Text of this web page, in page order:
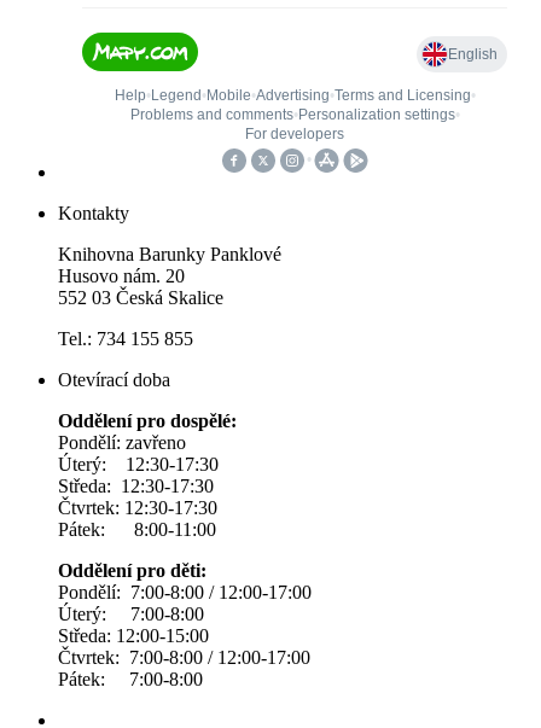
Kontakty
Knihovna Barunky Panklové
Husovo nám. 20
552 03 Česká Skalice
Tel.: 734 155 855
Otevírací doba
Oddělení pro dospělé:
Pondělí: zavřeno
Úterý: 12:30-17:30
Středa: 12:30-17:30
Čtvrtek: 12:30-17:30
Pátek: 8:00-11:00
Oddělení pro děti:
Pondělí: 7:00-8:00 / 12:00-17:00
Úterý: 7:00-8:00
Středa: 12:00-15:00
Čtvrtek: 7:00-8:00 / 12:00-17:00
Pátek: 7:00-8:00